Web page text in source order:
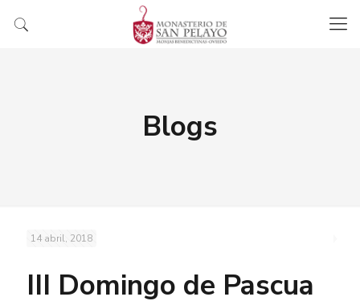
Blogs
14 abril, 2018
III Domingo de Pascua